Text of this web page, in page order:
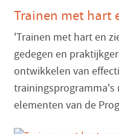
Trainen met hart
'Trainen met hart en
gedegen en
ontwikkelen van
trainingsprogramma's
elementen van de